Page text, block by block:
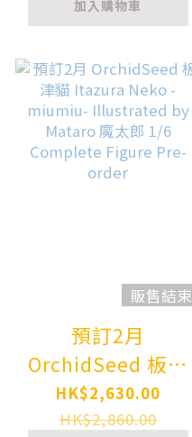
Sorceress 1/7
Complete Figure
Pre-order
加入購物車
販售結束
預訂2月
OrchidSeed 板津
miumiu-
HK$2,630.00
HK$2,860.00